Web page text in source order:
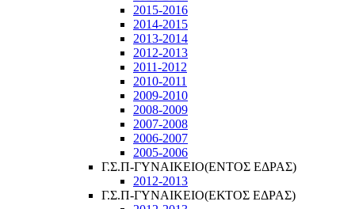
2015-2016
2014-2015
2013-2014
2012-2013
2011-2012
2010-2011
2009-2010
2008-2009
2007-2008
2006-2007
2005-2006
Γ.Σ.Π-ΓΥΝΑΙΚΕΙΟ(ΕΝΤΟΣ ΕΔΡΑΣ)
2012-2013
Γ.Σ.Π-ΓΥΝΑΙΚΕΙΟ(ΕΚΤΟΣ ΕΔΡΑΣ)